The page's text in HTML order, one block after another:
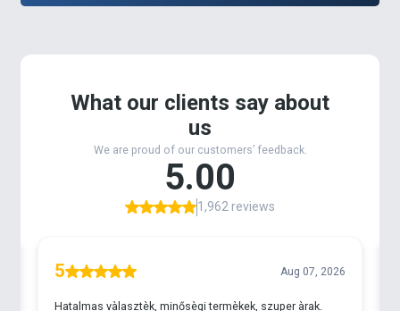
színű, sűrű, tömény kevert aroma. Az etetőanyag
tesztek során vált világossá, hogy az amur mennyire
jól reagál a nyári meleg vizekben a különböző
zöldfűszerek keverékéből alkotott aromákra. Akik
nem kedvelik ezeket a fűszereket, azok elé egy erős,
tömény illat tárul a flakon kibontásakor, de nem
ezekre „bukik”. Ebbe az aromába áztatott